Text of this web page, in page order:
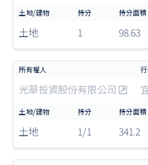
土地 1 98.63
光華投資股份有限公司
土地 1/1 341.2